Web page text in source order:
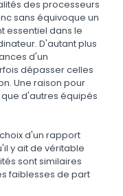
des processeurs
sans équivoque un
essentiel dans le
D'autant plus
d'un
dépasser celles
Une raison pour
d'autres équipés
d'un rapport
y ait de véritable
sont similaires
faiblesses de part